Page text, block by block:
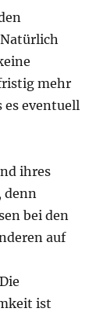
mehr
es eventuell
ihres
denn
bei den
auf
ist